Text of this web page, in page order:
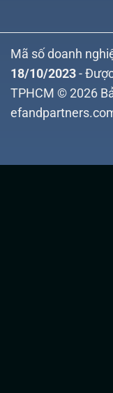
Mã số doanh
18/10/2023 -
TPHCM © 2026